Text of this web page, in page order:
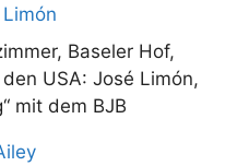
Baseler Hof,
USA: José Limón,
mit dem BJB